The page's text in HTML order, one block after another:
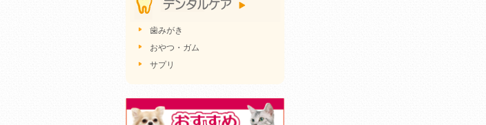
歯みがき
おやつ・ガム
サプリ